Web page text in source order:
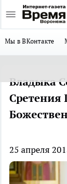
Мы в ВКонтакте
Владыка
Сретения
25 апреля